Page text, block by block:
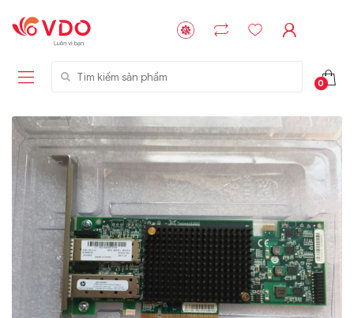
Tìm kiếm sản phẩm
0
Liên hệ
NVMe™ SSD
Storage Micron -
64GB - 15.36TB
Liên hệ
GIGABYTE
G593-ZD1 (rev.
AAX1)